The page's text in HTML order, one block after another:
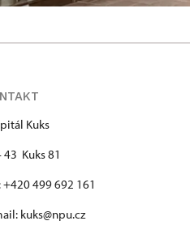
Kuks
43 Kuks 81
+420 499 692 161
kuks@npu.cz